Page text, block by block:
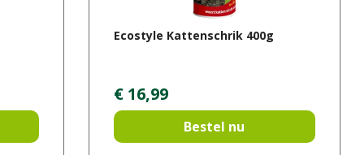
Ecostyle Kattenschrik 400g
€ 16,99
Bestel nu